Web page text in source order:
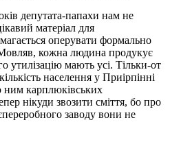
депутата-папахи нам не
матеріал для
оперувати формально
кожна людина продукує
утилізацію мають усі. Тільки-от
населення у Приірпінні
ним карплюківських
нікуди звозити сміття, бо про
заводу вони не